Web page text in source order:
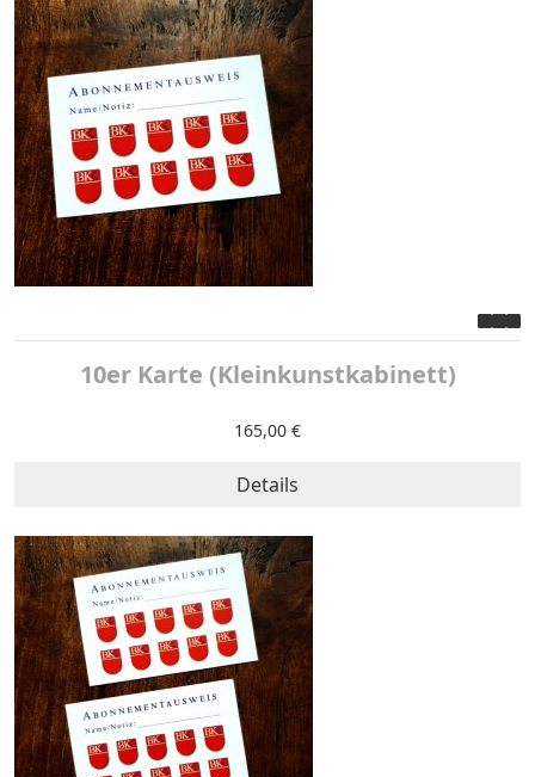
10er Karte (Kleinkunstkabinett)
165,00 €
Details